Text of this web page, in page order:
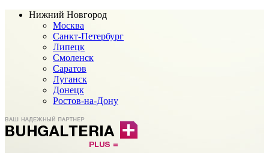
Нижний Новгород
Москва
Санкт-Петербург
Липецк
Смоленск
Саратов
Луганск
Донецк
Ростов-на-Дону